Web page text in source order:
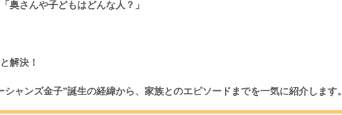
奥さんや子どもはどんな人？」
解決！
ャンズ金子”誕生の経緯から、家族とのエピソードまでを一気に紹介します。